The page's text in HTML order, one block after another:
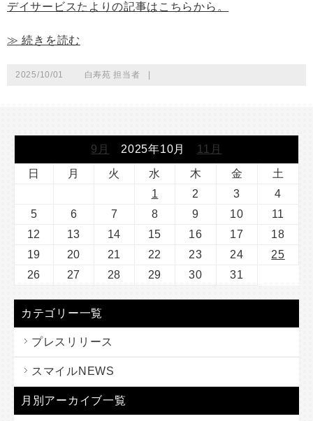
デイサービスたよりの記事はこちらから。
≫ 続きを読む
2025/10/01 白寿苑 担当者
9月 2025年10月 11月
日 月 火 水 木 金
土
1
2 3
4
5
6 7 8 9 10
11
12
13 14 15 16 17
18
19
20 21 22 23 24
25
26
27 28 29 30 31
カテゴリー一覧
プレスリリース
スマイルNEWS
月別アーカイブ一覧